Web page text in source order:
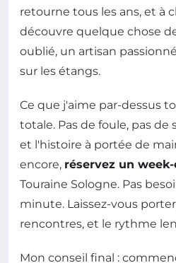
retourne tous les ans, et à
découvre quelque chose
oublié, un artisan
sur les étangs.
Ce que j'aime par-dessus
totale. Pas de foule, pas de
et l'histoire à portée de
encore, réservez un
Touraine Sologne. Pas
minute. Laissez-vous
rencontres, et le rythme
Mon conseil final :